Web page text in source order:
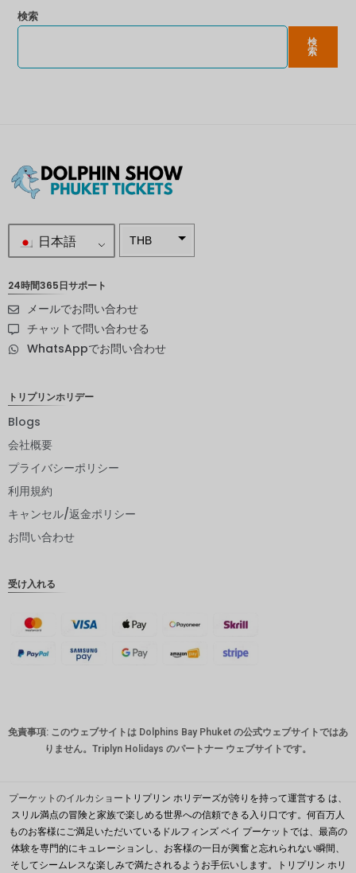
検索
検
索
日本語 THB
スウェー
デンクロ
ーナ
ピー
ククロー
オースト
ラリアド
韓国ウォ
ン
人民元
台湾
24時間365日サポート
メールでお問い合わせ
チャットで問い合わせる
WhatsAppでお問い合わせ
トリプリンホリデー
Blogs
会社概要
プライバシーポリシー
利用規約
キャンセル/返金ポリシー
お問い合わせ
受け入れる
免責事項: このウェブサイトは Dolphins Bay Phuket の公式ウェブサイトではあ
りません。Triplyn Holidays のパートナー ウェブサイトです。
プーケットのイルカショー トリプリン ホリデーズが誇りを持って運営する は、
スリル満点の冒険と家族で楽しめる世界への信頼できる入り口です。何百万人
ものお客様にご満足いただいているドルフィンズ ベイ プーケットでは、最高の
体験を専門的にキュレーションし、お客様の一日が興奮と忘れられない瞬間、
そしてシームレスな楽しみで満たされるようお手伝いします。トリプリン ホリ